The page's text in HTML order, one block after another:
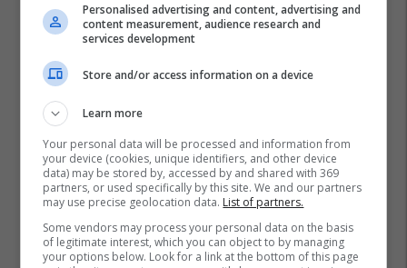
Ivica Daçiq Dominika
Personalised advertising and content, advertising and
content measurement, audience research and
services development
Store and/or access information on a device
Learn more
Your personal data will be processed and information from
your device (cookies, unique identifiers, and other device
data) may be stored by, accessed by and shared with 369
partners, or used specifically by this site. We and our partners
may use precise geolocation data. List of partners.
Some vendors may process your personal data on the basis
of legitimate interest, which you can object to by managing
your options below. Look for a link at the bottom of this page